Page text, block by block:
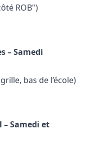
ROB")
– Samedi
bas de l’école)
– Samedi et